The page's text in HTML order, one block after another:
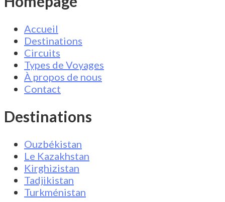
Accueil
Destinations
Circuits
Types de Voyages
À propos de nous
Contact
Destinations
Ouzbékistan
Le Kazakhstan
Kirghizistan
Tadjikistan
Turkménistan